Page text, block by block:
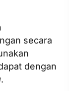
secara
dengan
.